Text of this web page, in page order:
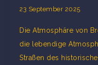
23 September 2025
Die Atmosphäre von
die lebendige
Straßen des